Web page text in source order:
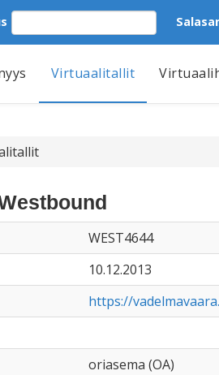
Virtuaalitallit
WEST4644
10.12.2013
https://
oriasema (OA)